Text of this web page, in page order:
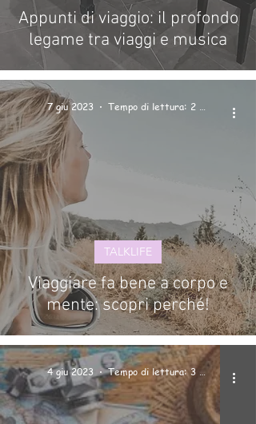
Appunti di viaggio: il profondo
legame tra viaggi e musica
Viaggiare fa bene a corpo e
mente: scopri perché!
TALKLIFE
7 giu 2023 Tempo di lettura: 2 min
4 giu 2023 Tempo di lettura: 3 min